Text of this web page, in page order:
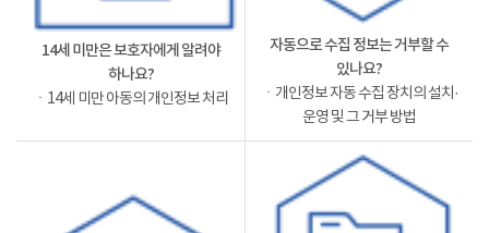
14세 미만은 보호자에게 알려야
하나요?
ㆍ14세 미만 아동의 개인정보 처리
자동으로 수집 정보는 거부할 수
있나요?
ㆍ개인정보 자동 수집 장치의 설치·
운영 및 그 거부 방법